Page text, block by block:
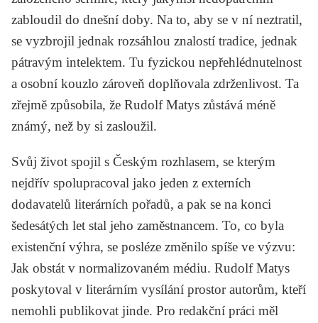
zabloudil do dnešní doby. Na to, aby se v ní neztratil,
se vyzbrojil jednak rozsáhlou znalostí tradice, jednak
pátravým intelektem. Tu fyzickou nepřehlédnutelnost
a osobní kouzlo zároveň doplňovala zdrženlivost. Ta
zřejmě způsobila, že Rudolf Matys zůstává méně
známý, než by si zasloužil.
Svůj život spojil s Českým rozhlasem, se kterým
nejdřív spolupracoval jako jeden z externích
dodavatelů literárních pořadů, a pak se na konci
šedesátých let stal jeho zaměstnancem. To, co byla
existenční výhra, se posléze změnilo spíše ve výzvu:
Jak obstát v normalizovaném médiu. Rudolf Matys
poskytoval v literárním vysílání prostor autorům, kteří
nemohli publikovat jinde. Pro redakční práci měl